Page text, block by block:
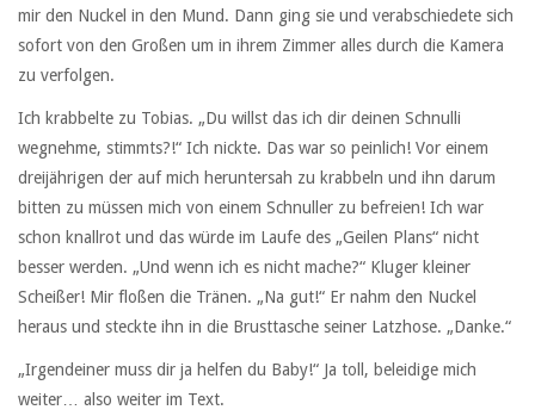
mir den Nuckel in den Mund. Dann ging sie und verabschiedete sich
sofort von den Großen um in ihrem Zimmer alles durch die Kamera
zu verfolgen.
Ich krabbelte zu Tobias. „Du willst das ich dir deinen Schnulli
wegnehme, stimmts?!“ Ich nickte. Das war so peinlich! Vor einem
dreijährigen der auf mich heruntersah zu krabbeln und ihn darum
bitten zu müssen mich von einem Schnuller zu befreien! Ich war
schon knallrot und das würde im Laufe des „Geilen Plans“ nicht
besser werden. „Und wenn ich es nicht mache?“ Kluger kleiner
Scheißer! Mir floßen die Tränen. „Na gut!“ Er nahm den Nuckel
heraus und steckte ihn in die Brusttasche seiner Latzhose. „Danke.“
„Irgendeiner muss dir ja helfen du Baby!“ Ja toll, beleidige mich
weiter… also weiter im Text.